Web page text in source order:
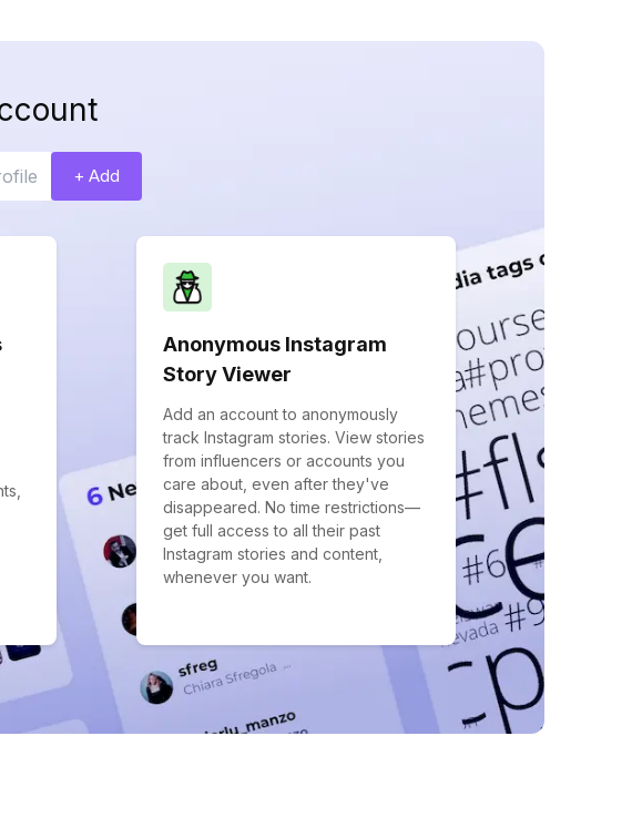
+ Add
Anonymous Instagram
Story Viewer
Add an account to anonymously
track Instagram stories. View stories
from influencers or accounts you
care about, even after they've
disappeared. No time restrictions—
get full access to all their past
Instagram stories and content,
whenever you want.